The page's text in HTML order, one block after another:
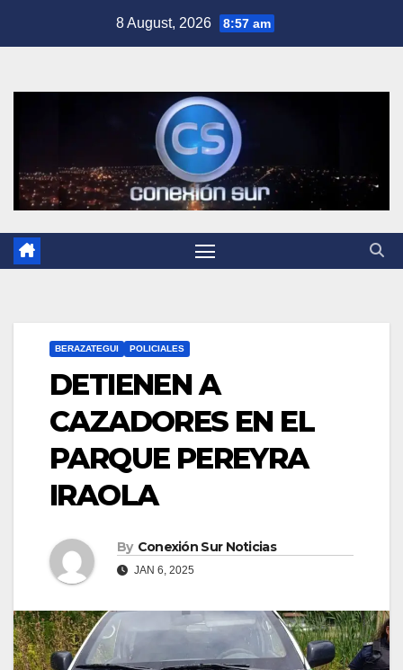
8 August, 2026 8:57 am
BERAZATEGUI POLICIALES
DETIENEN A
CAZADORES EN EL
PARQUE PEREYRA
IRAOLA
By Conexión Sur Noticias
JAN 6, 2025